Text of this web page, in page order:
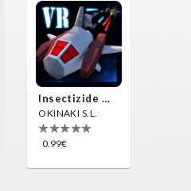
Insectizide Wars VR
OKINAKI S.L.
0.99€